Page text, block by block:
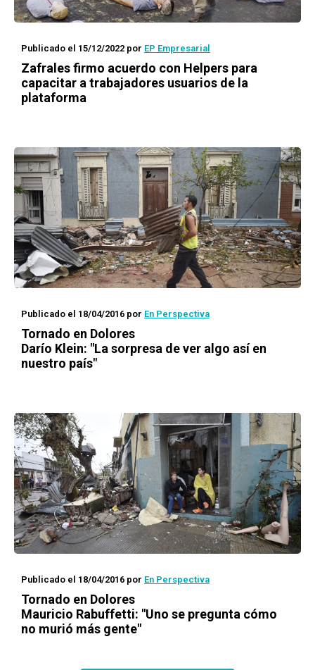
Publicado el 15/12/2022 por EP Empresarial
Zafrales firmo acuerdo con Helpers para
capacitar a trabajadores usuarios de la
plataforma
Publicado el 18/04/2016 por En Perspectiva
Tornado en Dolores
Darío Klein: "La sorpresa de ver algo así en
nuestro país"
Publicado el 18/04/2016 por En Perspectiva
Tornado en Dolores
Mauricio Rabuffetti: "Uno se pregunta cómo
no murió más gente"